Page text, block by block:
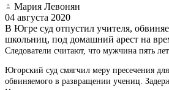
Мария Левонян
04 августа 2020
В Югре суд отпустил учителя,
школьниц, под домашний арест на
Следователи считают, что мужчина пять
Югорский суд смягчил меру пресечения
обвиняемого в развращении учениц.